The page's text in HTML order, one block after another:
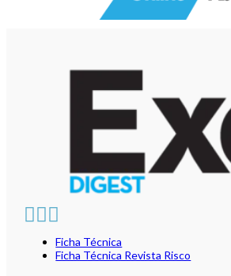
Ficha Técnica
Ficha Técnica Revista Risco